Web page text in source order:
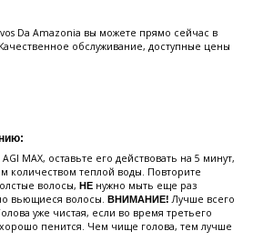
Da Amazonia вы можете прямо сейчас в
обслуживание, доступные цены
MAX, оставьте его действовать на 5 минут,
количеством теплой воды. Повторите
волосы, НЕ нужно мыть еще раз
вьющиеся волосы. ВНИМАНИЕ! Лучше всего
уже чистая, если во время третьего
пенится. Чем чище голова, тем лучше